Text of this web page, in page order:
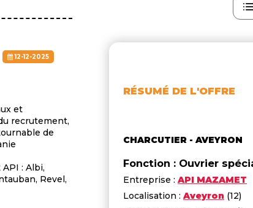
RÉSUMÉ DE L'OFFRE
CHARCUTIER - AVEYRON
Fonction : Ouvrier
Entreprise : API MAZAMET
Localisation : Aveyron (12)
12-12-2025
et
recrutement,
de
: Albi,
Revel,